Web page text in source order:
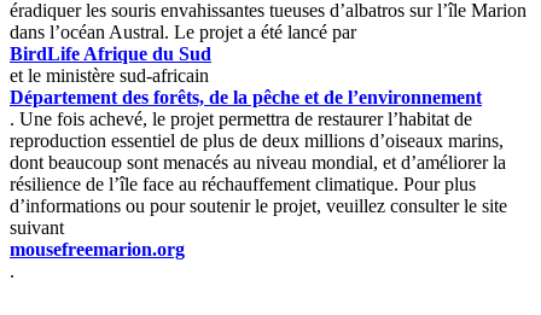
éradiquer les souris envahissantes tueuses d’albatros sur l’île Marion
dans l’océan Austral. Le projet a été lancé par
BirdLife Afrique du Sud
et le ministère sud-africain
Département des forêts, de la pêche et de l’environnement
. Une fois achevé, le projet permettra de restaurer l’habitat de
reproduction essentiel de plus de deux millions d’oiseaux marins,
dont beaucoup sont menacés au niveau mondial, et d’améliorer la
résilience de l’île face au réchauffement climatique. Pour plus
d’informations ou pour soutenir le projet, veuillez consulter le site
suivant
mousefreemarion.org
.